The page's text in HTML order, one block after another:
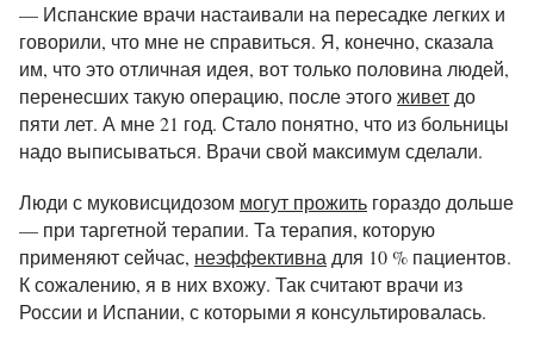
— Испанские врачи настаивали на пересадке легких и
говорили, что мне не справиться. Я, конечно, сказала
им, что это отличная идея, вот только половина людей,
перенесших такую операцию, после этогоживет до
пяти лет. А мне 21 год. Стало понятно, что из больницы
надо выписываться. Врачи свой максимум сделали.
Люди с муковисцидозом могут прожить гораздо дольше
— при таргетной терапии. Та терапия, которую
применяют сейчас, неэффективна для 10 % пациентов.
К сожалению, я в них вхожу. Так считают врачи из
России и Испании, с которыми я консультировалась.